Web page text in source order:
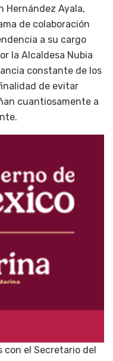
Hernández Ayala,
de colaboración
a su cargo
la Alcaldesa Nubia
constante de los
de evitar
cuantiosamente a
con el Secretario del